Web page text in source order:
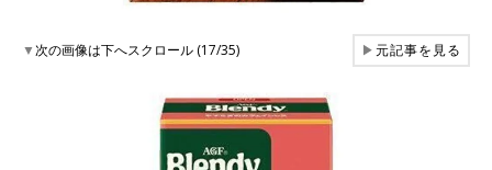
▼次の画像は下へスクロール (17/35) ▶元記事を見る